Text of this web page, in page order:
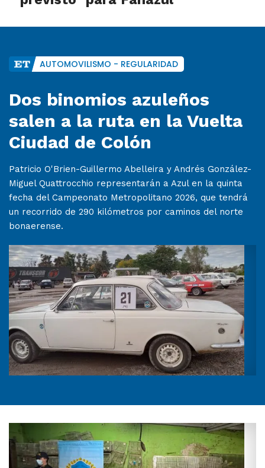
AUTOMOVILISMO - REGULARIDAD
Dos binomios azuleños
salen a la ruta en la Vuelta
Ciudad de Colón
Patricio O'Brien-Guillermo Abelleira y Andrés González-
Miguel Quattrocchio representarán a Azul en la quinta
fecha del Campeonato Metropolitano 2026, que tendrá
un recorrido de 290 kilómetros por caminos del norte
bonaerense.